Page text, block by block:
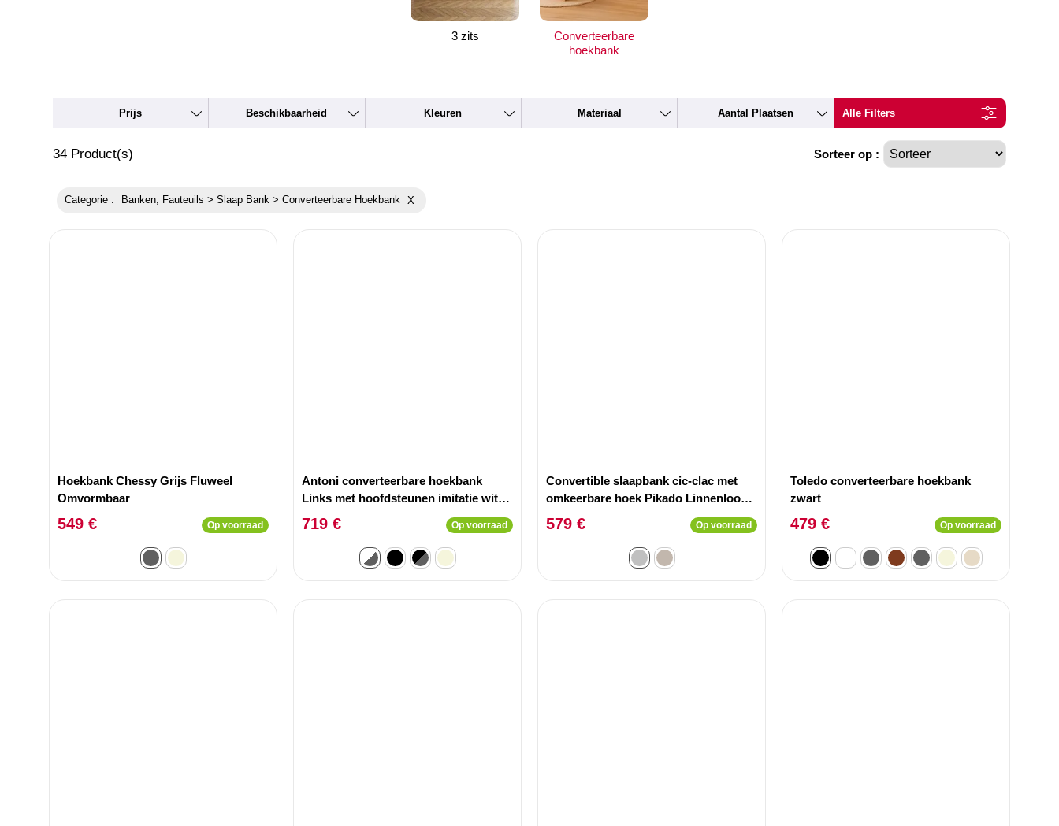
3 zits
Converteerbare
hoekbank
Prijs Beschikbaarheid Kleuren Materiaal Aantal Plaatsen Alle Filters
34 Product(s) Sorteer op :
Categorie : Banken, Fauteuils > Slaap Bank > Converteerbare Hoekbank X
Hoekbank Chessy Grijs Fluweel
Omvormbaar
549 € Op voorraad
Antoni converteerbare hoekbank
Links met hoofdsteunen imitatie wit
en lichtgrijze stof
719 € Op voorraad
Convertible slaapbank cic-clac met
omkeerbare hoek Pikado Linnenlook
Lichtgrijs
579 € Op voorraad
Toledo converteerbare hoekbank
zwart
479 € Op voorraad